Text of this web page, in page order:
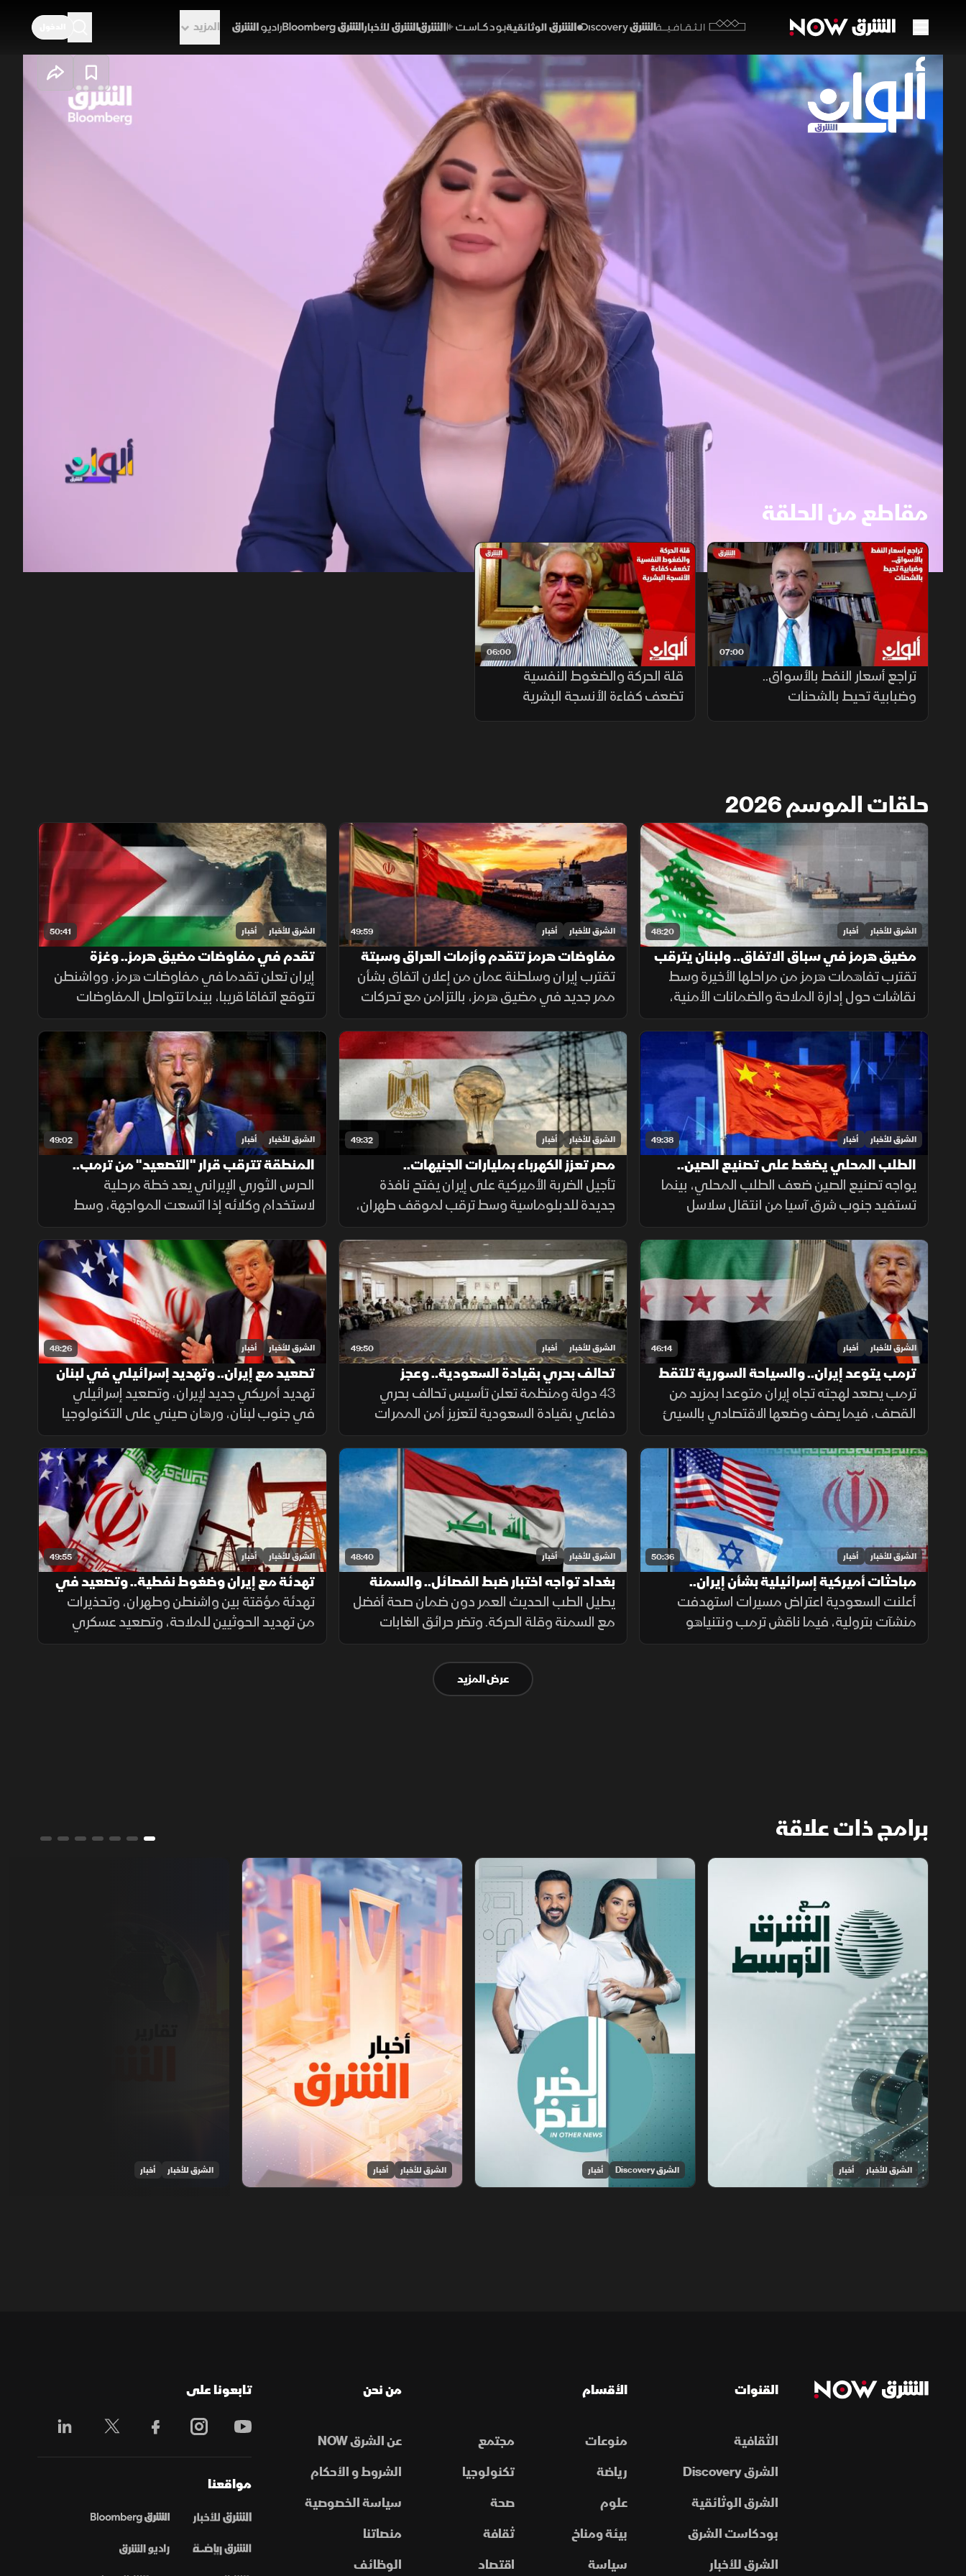
الثقافية
المزيد
1x auto
محادثات واشنطن وطهران مستمرة.. والعراق يفتح
ملفات الفساد
45:20 أخبار
ألوان الشرق
قال مسؤول أميركي للشرق إن المحادثات التقنية الخاصة بتنفيذ مذكرة التفاهم بين واشنطن وطهران ستنعقد في
سويسرا دون أي تغييرات على موعدها، في وقت جدد فيه وزير الخارجية الإيراني تمسك بلاده بإدارة مضيق هرمز محذراً من
أي تدخلات خارجية. وفي العراق بدأت هيئة النزاهة تحقيقات موسعة بعد حملة اعتقالات طالت أكثر من 47 مسؤولاً حكومياً
وبرلمانياً ضمن ملفات مكافحة الفساد.
برامج الشرق الإخبارية ألوان الشرق هديل عليان إيران الولايات المتحدة العراق مضيق هرمز
مقاطع من الحلقة
07:00
تراجع أسعار النفط بالأسواق..
وضبابية تحيط بالشحنات
06:00
قلة الحركة والضغوط النفسية
تضعف كفاءة الأنسجة البشرية
حلقات الموسم 2026
48:20 الشرق للأخبار أخبار
مضيق هرمز في سباق الاتفاق.. ولبنان يترقب
مسار التهدئة
تقترب تفاهمات هرمز من مراحلها الأخيرة وسط
نقاشات حول إدارة الملاحة والضمانات الأمنية،
بالتوازي مع تحركات أميركية ومفاوضات لبنانية
إسرائيلية تعكس استمرار اختبار فرص التهدئة في
المنطقة.
49:59 الشرق للأخبار أخبار
مفاوضات هرمز تتقدم وأزمات العراق وسبتة
تتصدر المشهد
تقترب إيران وسلطنة عمان من إعلان اتفاق بشأن
ممر جديد في مضيق هرمز، بالتزامن مع تحركات
إقليمية لحماية الملاحة، وأزمة مالية متفاقمة
في العراق ومخاوف إنسانية بعد أحداث سبتة.
50:41 الشرق للأخبار أخبار
تقدم في مفاوضات مضيق هرمز.. وغزة
تترقب وقف إطلاق النار
إيران تعلن تقدما في مفاوضات هرمز، وواشنطن
تتوقع اتفاقا قريبا، بينما تتواصل المفاوضات
اللبنانية الإسرائيلية في روما، وتدين الهند
استهداف سفينة مدنية قرب اليمن، مع تحذيرات
أممية بشأن غزة.
49:38 الشرق للأخبار أخبار
الطلب المحلي يضغط على تصنيع الصين..
والبحر الأحمر يجمع السعودية وتركيا
يواجه تصنيع الصين ضعف الطلب المحلي، بينما
تستفيد جنوب شرق آسيا من انتقال سلاسل
التوريد. ويتوسع التنسيق السعودي التركي
بحريا، فيما تستمر اتصالات واشنطن وطهران.
صحيا، تدعم القيلولة الذاكرة.
49:32 الشرق للأخبار أخبار
مصر تعزز الكهرباء بمليارات الجنيهات..
والسجائر الإلكترونية تهدد المراهقين
تأجيل الضربة الأميركية على إيران يفتح نافذة
جديدة للدبلوماسية وسط ترقب لموقف طهران،
فيما تدعم مصر قطاع الكهرباء بعشرات المليارات،
وتحذر دراسات طبية من مخاطر السجائر
الإلكترونية على أدمغة المراهقين.
49:02 الشرق للأخبار أخبار
المنطقة تترقب قرار "التصعيد" من ترمب..
وحرب الوكلاء تقترب مع اتساع المواجهة
الحرس الثوري الإيراني يعد خطة مرحلية
لاستخدام وكلائه إذا اتسعت المواجهة، وسط
توقعات باستئناف ضربات أميركية على إيران.
وفي الاقتصاد تتصاعد هجمات روسيا وأوكرانيا
على منشآت الطاقة
46:14 الشرق للأخبار أخبار
ترمب يتوعد إيران.. والسياحة السورية تلتقط
أنفاسها
ترمب يصعد لهجته تجاه إيران متوعدا بمزيد من
القصف، فيما يصف وضعها الاقتصادي بالسيئ
للغاية. وفي سوريا، يلتقط قطاع السياحة أنفاسه
مع مؤشرات تعاف، وتكشف دراسة جديدة عن سر
قد يرتبط بأحد أبرز ألغاز الشيخوخة
49:50 الشرق للأخبار أخبار
تحالف بحري بقيادة السعودية.. وعجز
الميزانية يتراجع
43 دولة ومنظمة تعلن تأسيس تحالف بحري
دفاعي بقيادة السعودية لتعزيز أمن الممرات
البحرية، وحماية الملاحة والتجارة العالمية من
التهديدات.
48:26 الشرق للأخبار أخبار
تصعيد مع إيران.. وتهديد إسرائيلي في لبنان
تهديد أمريكي جديد لإيران، وتصعيد إسرائيلي
في جنوب لبنان، ورهان صيني على التكنولوجيا
لدعم النمو، إلى جانب تحذيرات من حرائق الغابات
ومخاطر الواي فاي العام.
50:36 الشرق للأخبار أخبار
مباحثات أميركية إسرائيلية بشأن إيران..
وتحذيرات أممية بشأن دارفور
أعلنت السعودية اعتراض مسيرات استهدفت
منشآت بترولية، فيما ناقش ترمب ونتنياهو
الملف الإيراني، وتواصلت التحركات الإقليمية بين
48:40 الشرق للأخبار أخبار
بغداد تواجه اختبار ضبط الفصائل.. والسمنة
وقلة الحركة تقللان سنوات الصحة
يطيل الطب الحديث العمر دون ضمان صحة أفضل
مع السمنة وقلة الحركة. وتضر حرائق الغابات
بالسياحة والزراعة، بينما تختبر الهجمات من العراق
قدرة بغداد على ضبط الفصائل وحماية علاقتها
49:55 الشرق للأخبار أخبار
تهدئة مع إيران وضغوط نفطية.. وتصعيد في
اليمن والسودان
تهدئة مؤقتة بين واشنطن وطهران، وتحذيرات
من تهديد الحوثيين للملاحة، وتصعيد عسكري
في السودان، وسط مخاوف من ارتفاع أسعار
عرض المزيد
برامج ذات علاقة
مع الشرق الأوسط
الشرق للأخبار أخبار
الخبر الآخر
الشرق Discovery أخبار
أخبار الشرق
الشرق للأخبار أخبار الشرق للأخبار أخبار
القنوات
الثقافية
الشرق Discovery
الشرق الوثائقية
بودكاست الشرق
الشرق للأخبار
الأقسام
منوعات
مجتمع
رياضة
تكنولوجيا
علوم
صحة
بيئة ومناخ
ثقافة
سياسة
اقتصاد
من نحن
عن الشرق NOW
الشروط و الأحكام
سياسة الخصوصية
منصاتنا
الوظائف
تابعونا على
مواقعنا